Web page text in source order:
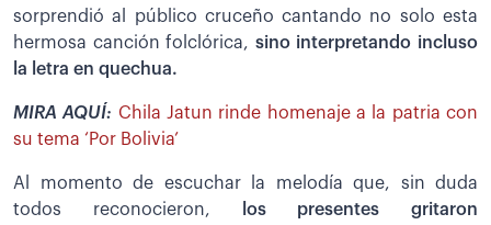
sorprendió al público cruceño cantando no solo esta
hermosa canción folclórica, sino interpretando incluso
la letra en quechua.
MIRA AQUÍ: Chila Jatun rinde homenaje a la patria con
su tema ‘Por Bolivia’
Al momento de escuchar la melodía que, sin duda
todos reconocieron,
los presentes gritaron